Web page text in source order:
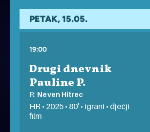
PETAK, 15.05.
19:00
Drugi dnevnik
Pauline P.
R: Neven Hitrec
HR • 2025 • 80' • igrani • dječji
film